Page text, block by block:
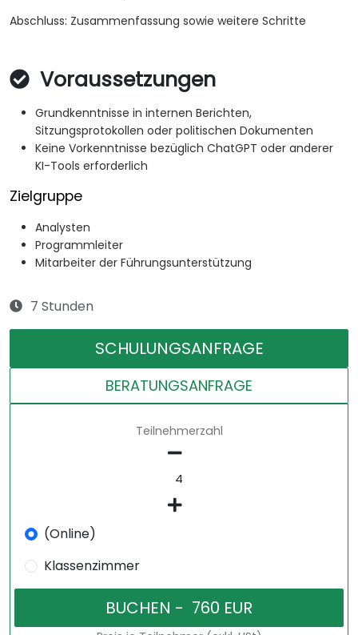
Abschluss: Zusammenfassung sowie weitere Schritte
Voraussetzungen
Grundkenntnisse in internen Berichten,
Sitzungsprotokollen oder politischen Dokumenten
Keine Vorkenntnisse bezüglich ChatGPT oder anderer
KI-Tools erforderlich
Zielgruppe
Analysten
Programmleiter
Mitarbeiter der Führungsunterstützung
7 Stunden
SCHULUNGSANFRAGE
BERATUNGSANFRAGE
Teilnehmerzahl
(Online)
Klassenzimmer